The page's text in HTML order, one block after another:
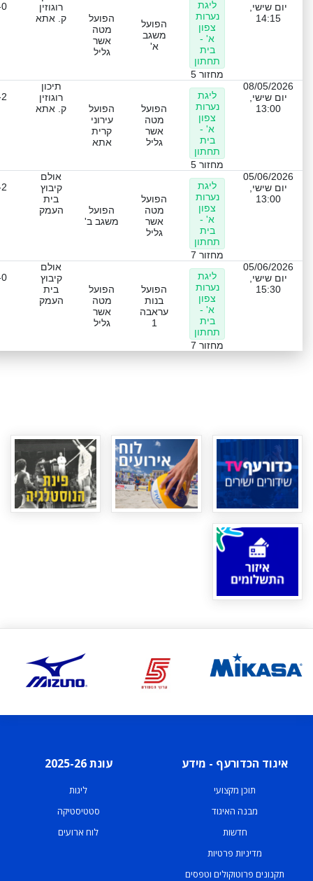
יום שישי,
14:15
ליגת
נערות
צפון
א' -
בית
תחתון
מחזור 5
הפועל
משגב
א'
הפועל
מטה
אשר
גליל
רוגוזין
ק. אתא
08/05/2026
יום שישי,
13:00
ליגת
נערות
צפון
א' -
בית
תחתון
מחזור 5
הפועל
מטה
אשר
גליל
הפועל
עירוני
קרית
אתא
תיכון
רוגוזין
ק. אתא
05/06/2026
יום שישי,
13:00
ליגת
נערות
צפון
א' -
בית
תחתון
מחזור 7
הפועל
מטה
אשר
גליל
הפועל
משגב ב'
אולם
קיבוץ
בית
העמק
05/06/2026
יום שישי,
15:30
ליגת
נערות
צפון
א' -
בית
תחתון
מחזור 7
הפועל
בנות
עראבה
1
הפועל
מטה
אשר
גליל
אולם
קיבוץ
בית
העמק
איגוד הכדורעף - מידע
תוכן מקצועי
מבנה האיגוד
חדשות
מדיניות פרטיות
תקנונים פרוטוקולים וטפסים
עונת 2025-26
ליגות
סטטיסטיקה
לוח ארועים